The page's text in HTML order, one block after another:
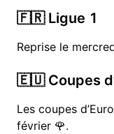
🇫🇷 Ligue 1
Reprise le
🇪🇺 Coupes
Les coupes
février 🌹.